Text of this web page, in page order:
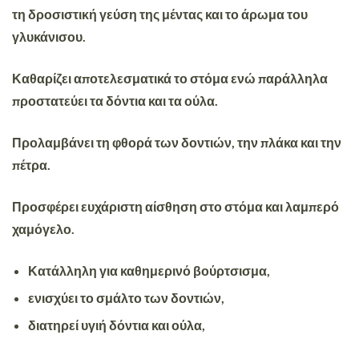
τη δροσιστική γεύση της μέντας και το άρωμα του
γλυκάνισου.
Καθαρίζει αποτελεσματικά το στόμα ενώ παράλληλα
προστατεύει τα δόντια και τα ούλα.
Προλαμβάνει τη φθορά των δοντιών, την πλάκα και την
πέτρα.
Προσφέρει ευχάριστη αίσθηση στο στόμα και λαμπερό
χαμόγελο.
Κατάλληλη για καθημερινό βούρτσισμα
ενισχύει το σμάλτο των δοντιών,
διατηρεί υγιή δόντια και ούλα